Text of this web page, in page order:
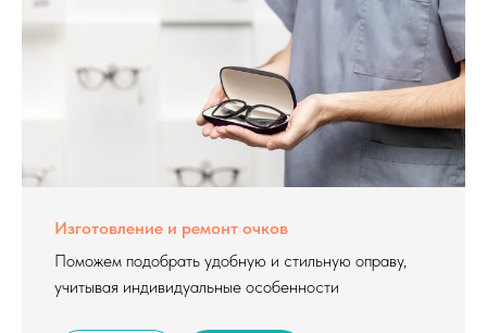
Изготовление и ремонт очков
Поможем подобрать удобную и стильную оправу,
учитывая индивидуальные особенности